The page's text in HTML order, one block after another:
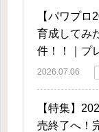
【パワプ
育成してみ
件！！｜プ
2026.07.06
【特集】
売終了へ！